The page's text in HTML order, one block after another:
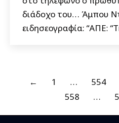
διάδοχο του… Άμπου
ειδησεογραφία: “ΑΠΕ:
← 1 … 554
558
…